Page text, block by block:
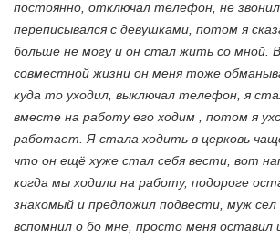
постоянно, отключал телефон, не
переписывался с девушками, потом я
больше не могу и он стал жить со мной.
совместной жизни он меня тоже
куда то уходил, выключал телефон, я
вместе на работу его ходим , потом я
работает. Я стала ходить в церковь
что он ещё хуже стал себя вести, вот
когда мы ходили на работу, подороге
знакомый и предложил подвести, муж сел
вспомнил о бо мне, просто меня оставил